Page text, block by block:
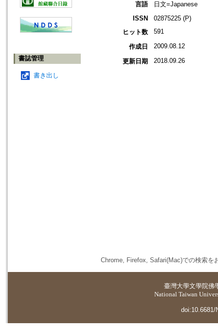
書誌管理
書き出し
言語
日文=Japanese
ISSN
02875225 (P)
ヒット数
591
作成日 2009.08.12
更新日期 2018.09.26
Chrome, Firefox, Safari(Mac)での検索を
臺灣大學文學院佛
National Taiwan
doi:10.6681/